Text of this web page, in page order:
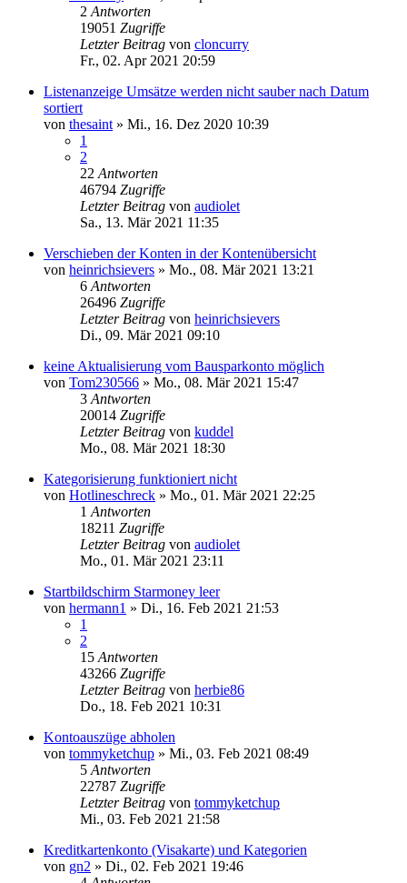
2 Antworten
19051 Zugriffe
Letzter Beitrag von cloncurry
Fr., 02. Apr 2021 20:59
Listenanzeige Umsätze werden nicht sauber nach Datum
sortiert
von thesaint » Mi., 16. Dez 2020 10:39
1
2
22 Antworten
46794 Zugriffe
Letzter Beitrag von audiolet
Sa., 13. Mär 2021 11:35
Verschieben der Konten in der Kontenübersicht
von heinrichsievers » Mo., 08. Mär 2021 13:21
6 Antworten
26496 Zugriffe
Letzter Beitrag von heinrichsievers
Di., 09. Mär 2021 09:10
keine Aktualisierung vom Bausparkonto möglich
von Tom230566 » Mo., 08. Mär 2021 15:47
3 Antworten
20014 Zugriffe
Letzter Beitrag von kuddel
Mo., 08. Mär 2021 18:30
Kategorisierung funktioniert nicht
von Hotlineschreck » Mo., 01. Mär 2021 22:25
1 Antworten
18211 Zugriffe
Letzter Beitrag von audiolet
Mo., 01. Mär 2021 23:11
Startbildschirm Starmoney leer
von hermann1 » Di., 16. Feb 2021 21:53
1
2
15 Antworten
43266 Zugriffe
Letzter Beitrag von herbie86
Do., 18. Feb 2021 10:31
Kontoauszüge abholen
von tommyketchup » Mi., 03. Feb 2021 08:49
5 Antworten
22787 Zugriffe
Letzter Beitrag von tommyketchup
Mi., 03. Feb 2021 21:58
Kreditkartenkonto (Visakarte) und Kategorien
von gn2 » Di., 02. Feb 2021 19:46